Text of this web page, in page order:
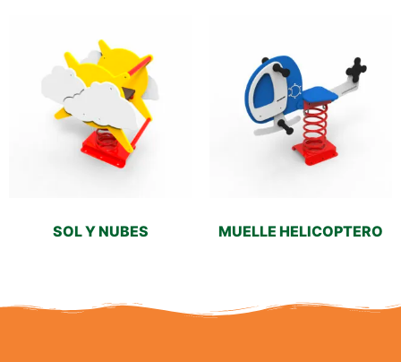
SOL Y NUBES MUELLE HELICOPTERO